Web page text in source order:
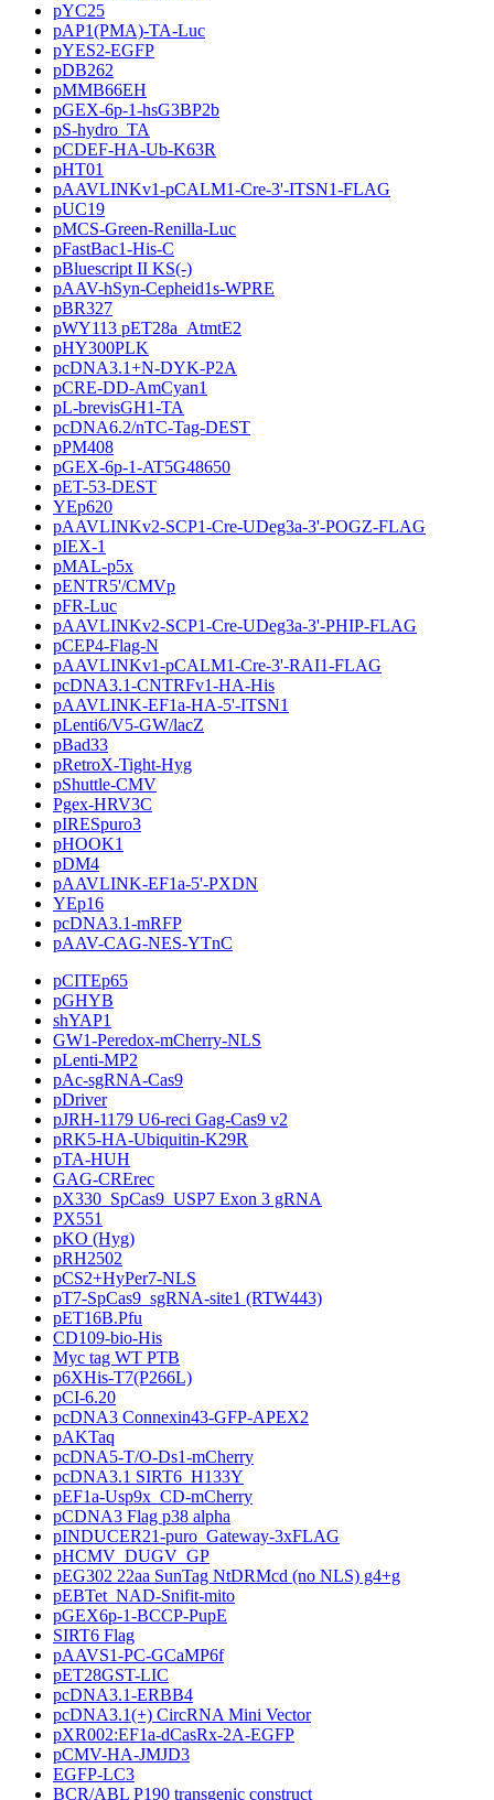
pYC25
pAP1(PMA)-TA-Luc
pYES2-EGFP
pDB262
pMMB66EH
pGEX-6p-1-hsG3BP2b
pS-hydro_TA
pCDEF-HA-Ub-K63R
pHT01
pAAVLINKv1-pCALM1-Cre-3'-ITSN1-FLAG
pUC19
pMCS-Green-Renilla-Luc
pFastBac1-His-C
pBluescript II KS(-)
pAAV-hSyn-Cepheid1s-WPRE
pBR327
pWY113 pET28a_AtmtE2
pHY300PLK
pcDNA3.1+N-DYK-P2A
pCRE-DD-AmCyan1
pL-brevisGH1-TA
pcDNA6.2/nTC-Tag-DEST
pPM408
pGEX-6p-1-AT5G48650
pET-53-DEST
YEp620
pAAVLINKv2-SCP1-Cre-UDeg3a-3'-POGZ-FLAG
pIEX-1
pMAL-p5x
pENTR5'/CMVp
pFR-Luc
pAAVLINKv2-SCP1-Cre-UDeg3a-3'-PHIP-FLAG
pCEP4-Flag-N
pAAVLINKv1-pCALM1-Cre-3'-RAI1-FLAG
pcDNA3.1-CNTRFv1-HA-His
pAAVLINK-EF1a-HA-5'-ITSN1
pLenti6/V5-GW/lacZ
pBad33
pRetroX-Tight-Hyg
pShuttle-CMV
Pgex-HRV3C
pIRESpuro3
pHOOK1
pDM4
pAAVLINK-EF1a-5'-PXDN
YEp16
pcDNA3.1-mRFP
pAAV-CAG-NES-YTnC
pCITEp65
pGHYB
shYAP1
GW1-Peredox-mCherry-NLS
pLenti-MP2
pAc-sgRNA-Cas9
pDriver
pJRH-1179 U6-reci Gag-Cas9 v2
pRK5-HA-Ubiquitin-K29R
pTA-HUH
GAG-CRErec
pX330_SpCas9_USP7 Exon 3 gRNA
PX551
pKO (Hyg)
pRH2502
pCS2+HyPer7-NLS
pT7-SpCas9_sgRNA-site1 (RTW443)
pET16B.Pfu
CD109-bio-His
Myc tag WT PTB
p6XHis-T7(P266L)
pCI-6.20
pcDNA3 Connexin43-GFP-APEX2
pAKTaq
pcDNA5-T/O-Ds1-mCherry
pcDNA3.1 SIRT6_H133Y
pEF1a-Usp9x_CD-mCherry
pCDNA3 Flag p38 alpha
pINDUCER21-puro_Gateway-3xFLAG
pHCMV_DUGV_GP
pEG302 22aa SunTag NtDRMcd (no NLS) g4+g
pEBTet_NAD-Snifit-mito
pGEX6p-1-BCCP-PupE
SIRT6 Flag
pAAVS1-PC-GCaMP6f
pET28GST-LIC
pcDNA3.1-ERBB4
pcDNA3.1(+) CircRNA Mini Vector
pXR002:EF1a-dCasRx-2A-EGFP
pCMV-HA-JMJD3
EGFP-LC3
BCR/ABL P190 transgenic construct